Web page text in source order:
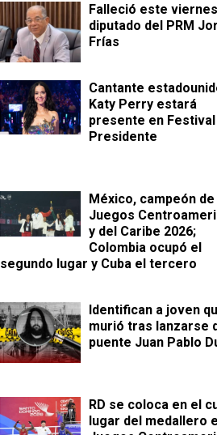
Falleció este
diputado del PRM
Frías
Cantante
Katy Perry estará
presente en Festival
Presidente
México, campeón
Juegos
y del Caribe 2026;
Colombia ocupó el
segundo lugar y Cuba el tercero
Identifican a joven
murió tras lanzarse
puente Juan Pablo
RD se coloca en el
lugar del medallero